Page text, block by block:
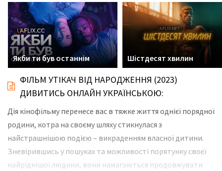
Якби ти був останнім Шістдесят хвилин
ФІЛЬМ УТІКАЧ ВІД НАРОДЖЕННЯ (2023)
ДИВИТИСЬ ОНЛАЙН УКРАЇНСЬКОЮ:
Дія кінофільму перенесе вас в тяжке життя однієї порядної
родини, котра на своєму шляху стикнулася з
найстрашнішою подією – викраденням власної дитини.
Зневірившись у пошуках та можливості порятунку своєї
найріднішої людини, вони намагаються продовжувати